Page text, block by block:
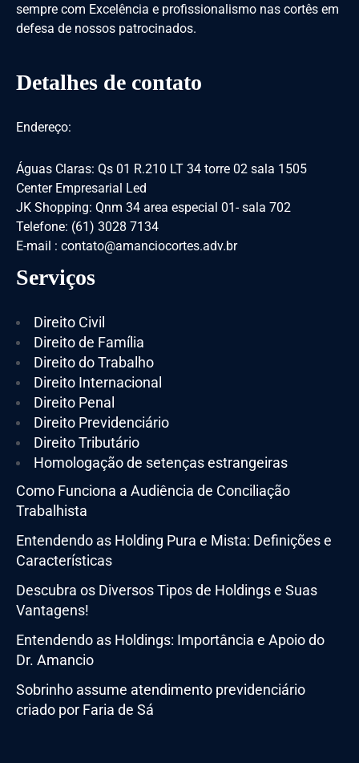
sempre com Excelência e profissionalismo nas cortês em
defesa de nossos patrocinados.
Detalhes de contato
Endereço:
Águas Claras: Qs 01 R.210 LT 34 torre 02 sala 1505
Center Empresarial Led
JK Shopping: Qnm 34 area especial 01- sala 702
Telefone: (61) 3028 7134
E-mail : contato@amanciocortes.adv.br
Serviços
Direito Civil
Direito de Família
Direito do Trabalho
Direito Internacional
Direito Penal
Direito Previdenciário
Direito Tributário
Homologação de setenças estrangeiras
Como Funciona a Audiência de Conciliação
Trabalhista
Entendendo as Holding Pura e Mista: Definições e
Características
Descubra os Diversos Tipos de Holdings e Suas
Vantagens!
Entendendo as Holdings: Importância e Apoio do
Dr. Amancio
Sobrinho assume atendimento previdenciário
criado por Faria de Sá